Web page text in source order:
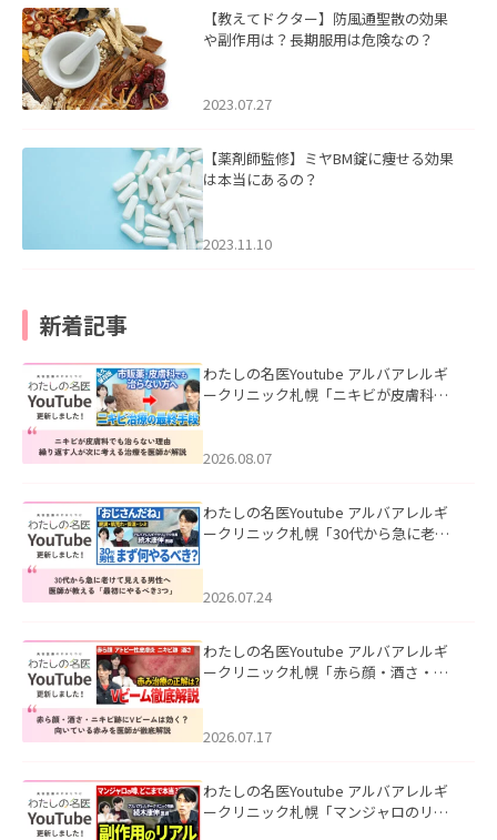
【教えてドクター】防風通聖散の効果
や副作用は？長期服用は危険なの？
2023.07.27
【薬剤師監修】ミヤBM錠に痩せる効果
は本当にあるの？
2023.11.10
新着記事
わたしの名医Youtube アルバアレルギ
ークリニック札幌「ニキビが皮膚科で
ました。
2026.08.07
わたしの名医Youtube アルバアレルギ
ークリニック札幌「30代から急に老け
た。
2026.07.24
わたしの名医Youtube アルバアレルギ
ークリニック札幌「赤ら顔・酒さ・ニ
した。
2026.07.17
わたしの名医Youtube アルバアレルギ
ークリニック札幌「マンジャロのリア